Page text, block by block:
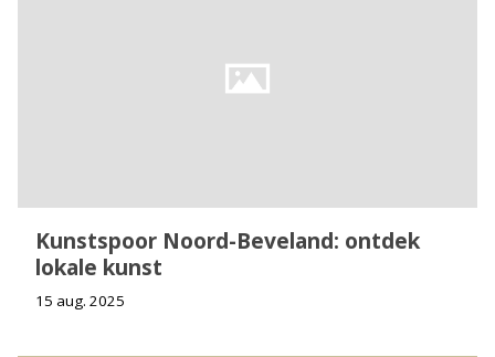
Kunstspoor Noord-Beveland: ontdek
lokale kunst
15 aug. 2025